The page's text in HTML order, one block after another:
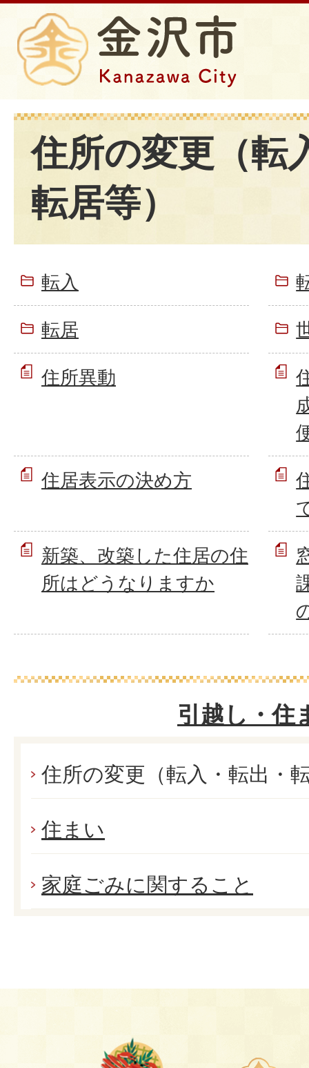
住所の変更（転
転居等）
転入
転居
住所異動
住居表示の決め方
新築、改築した住居の住
所はどうなりますか
引越し・住
住所の変更（転入・転出・
住まい
家庭ごみに関すること